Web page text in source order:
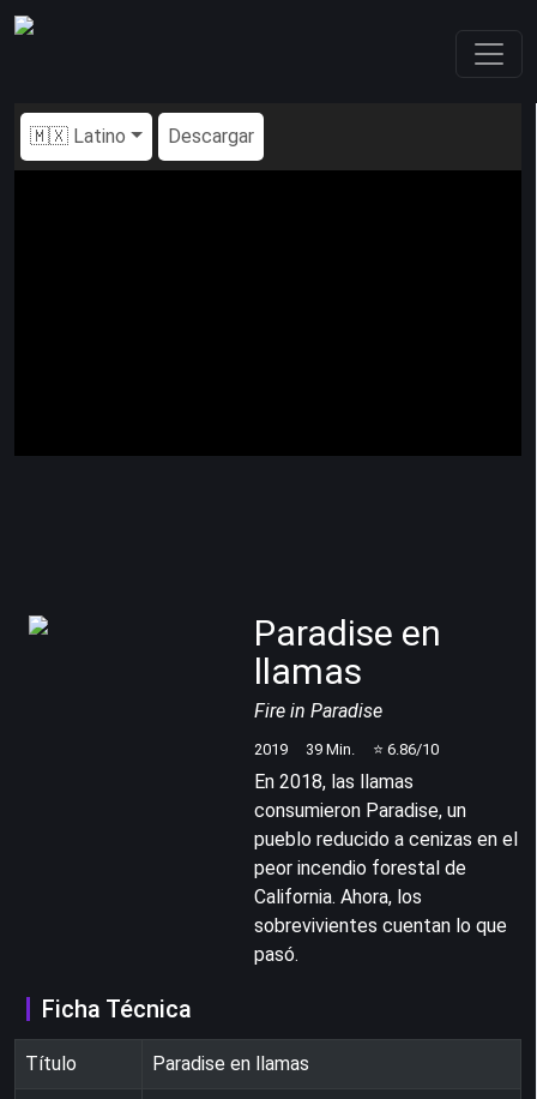
🇲🇽 Latino Descargar
Paradise en
llamas
Fire in Paradise
2019 39 Min. ⭐ 6.86/10
En 2018, las llamas
consumieron Paradise, un
pueblo reducido a cenizas en el
peor incendio forestal de
California. Ahora, los
sobrevivientes cuentan lo que
pasó.
Ficha Técnica
Título Paradise en llamas